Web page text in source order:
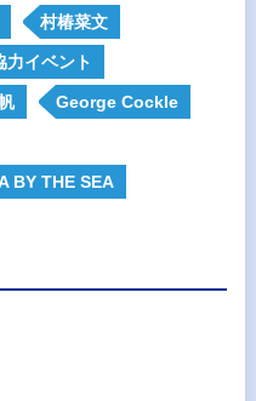
村椿菜文
力イベント
George Cockle
BY THE SEA